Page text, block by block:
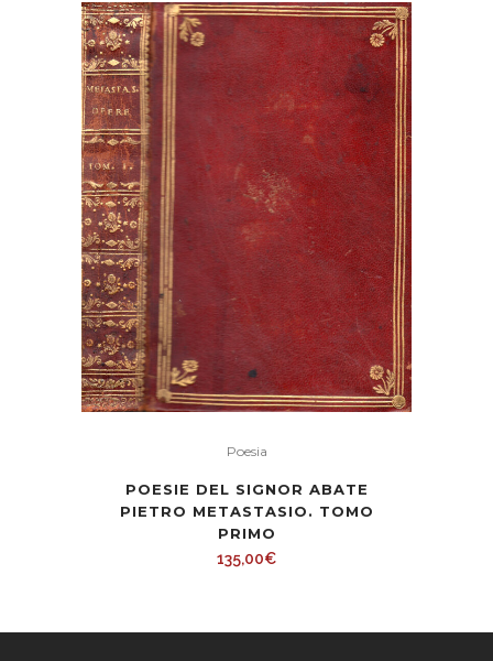
Poesia
POESIE DEL SIGNOR ABATE
PIETRO METASTASIO. TOMO
PRIMO
135,00€